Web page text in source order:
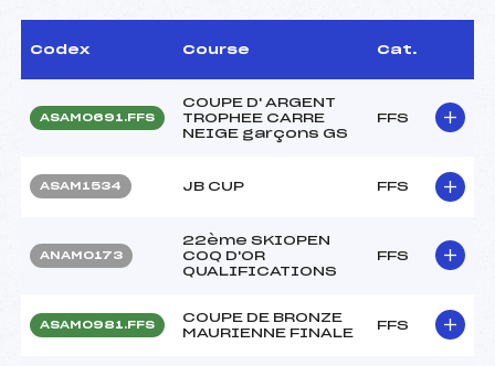
Codex Course Cat.
ASAM0691.FFS
COUPE D' ARGENT
TROPHEE CARRE
NEIGE garçons GS
FFS
ASAM1534 JB CUP FFS
ANAM0173
22ème SKIOPEN
COQ D'OR
QUALIFICATIONS
FFS
ASAM0981.FFS
COUPE DE BRONZE
MAURIENNE FINALE
FFS